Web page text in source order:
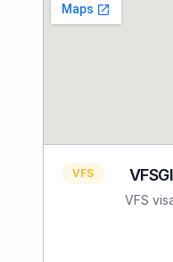
VFS
VFS